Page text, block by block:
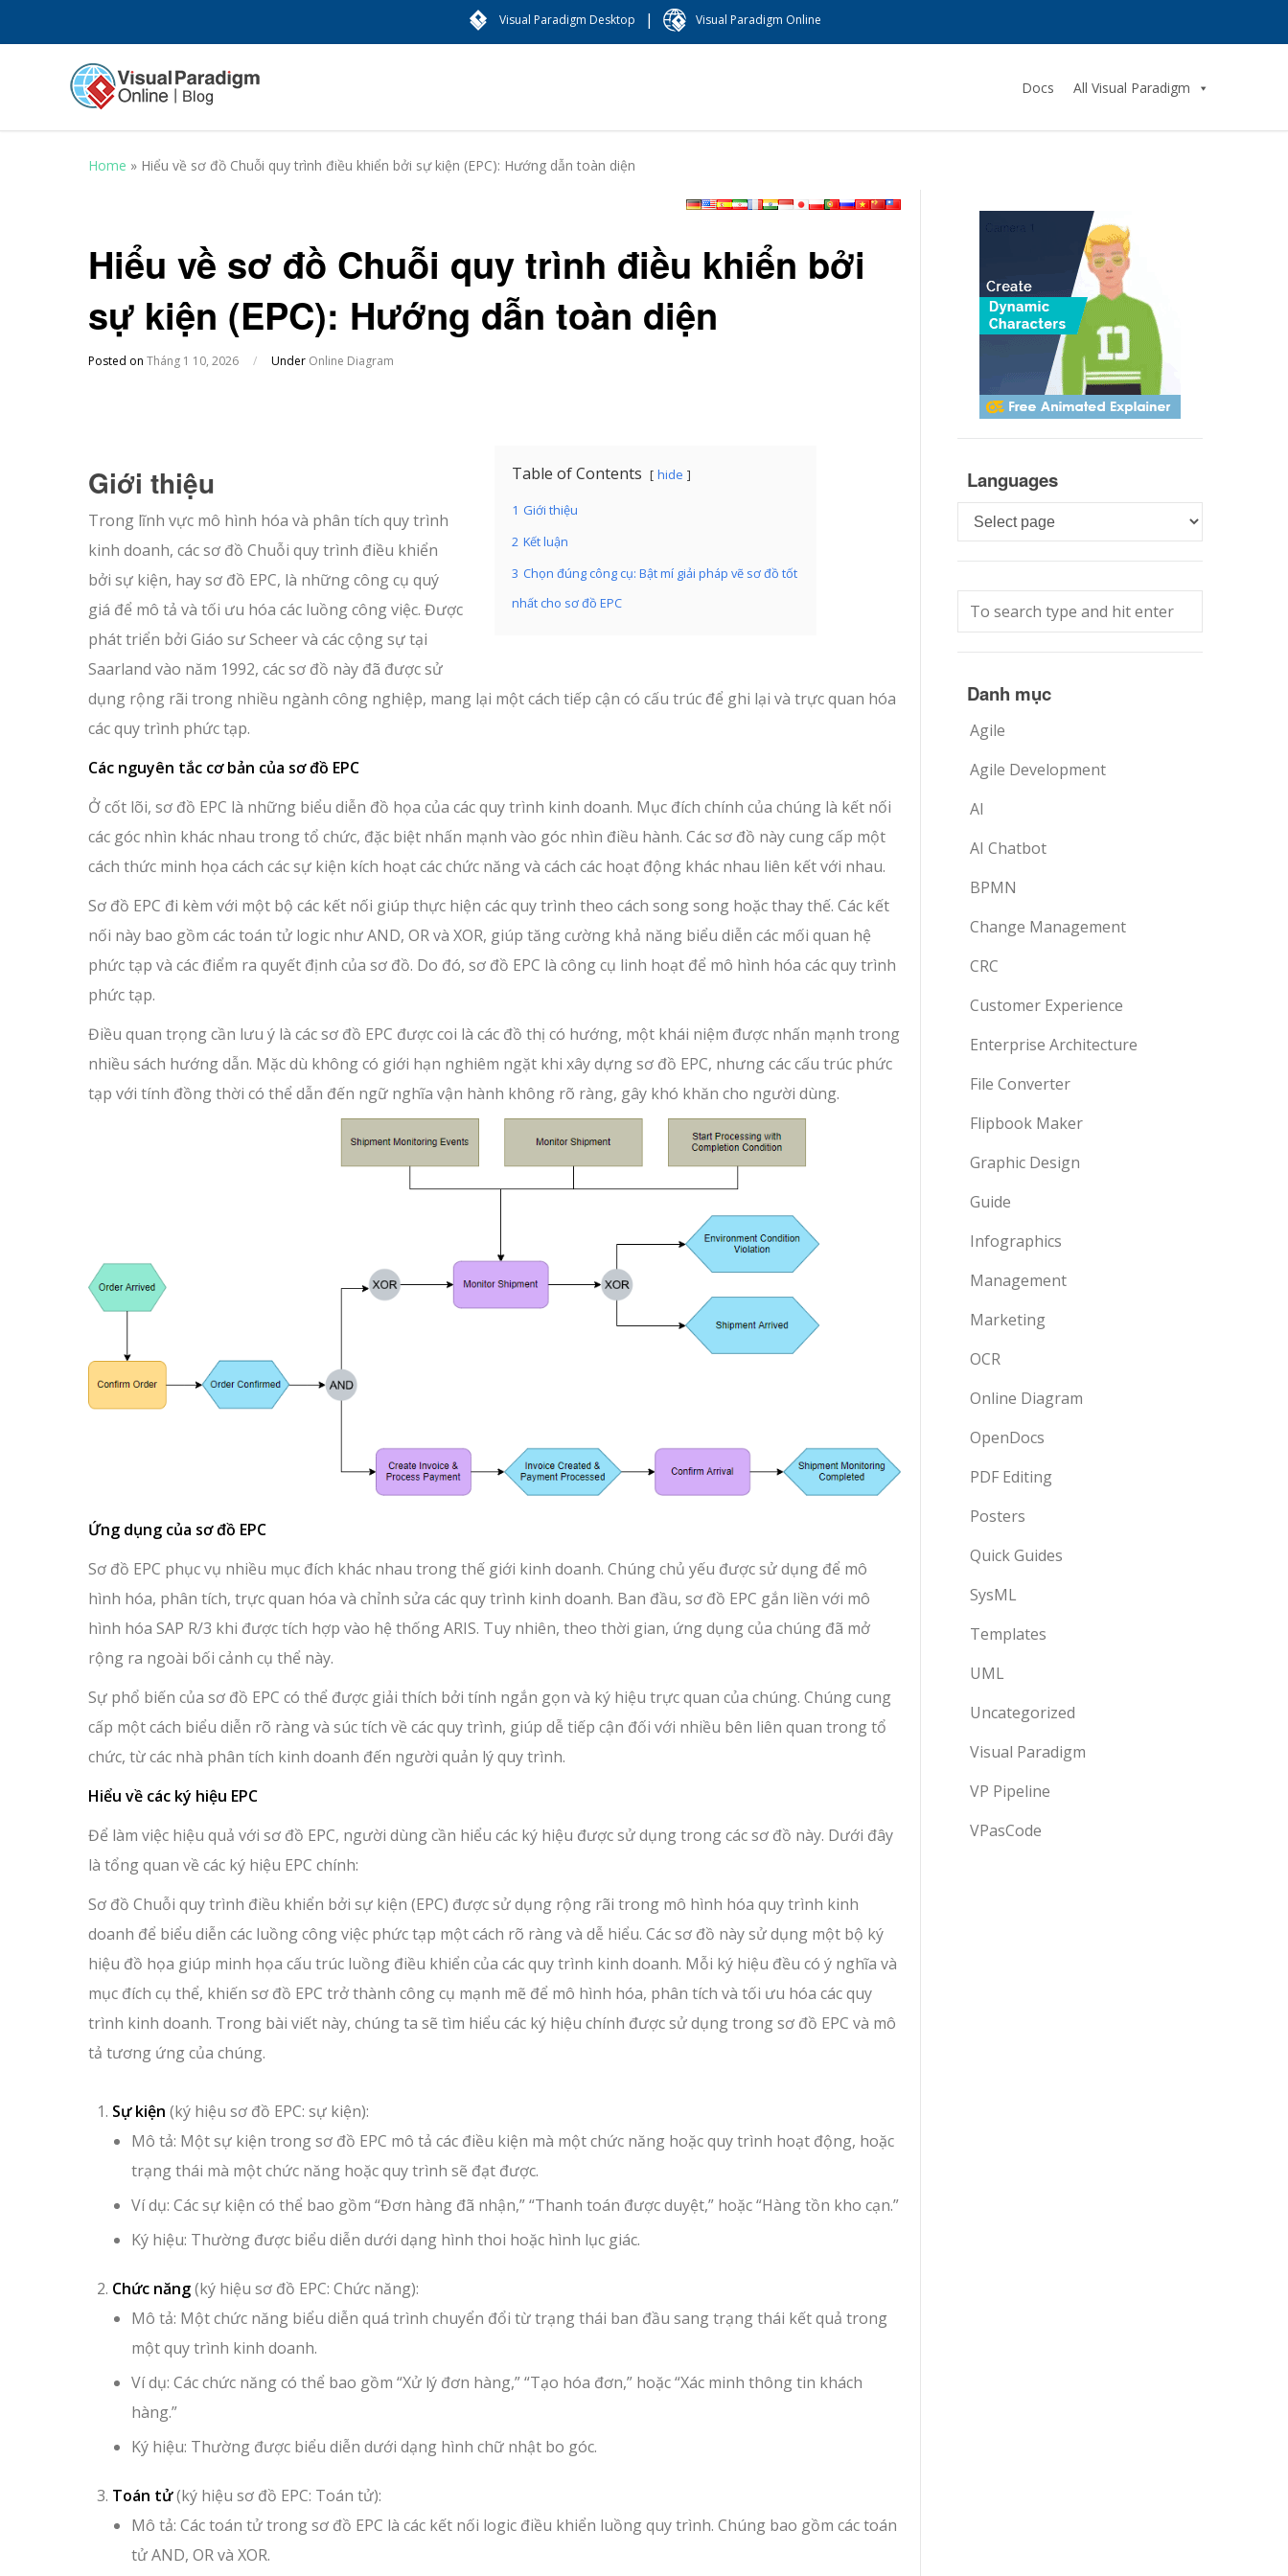
Visual Paradigm Desktop | Visual Paradigm Online
Docs All Visual Paradigm
Home » Hiểu về sơ đồ Chuỗi quy trình điều khiển bởi sự kiện (EPC): Hướng dẫn toàn diện
Hiểu về sơ đồ Chuỗi quy trình điều khiển bởi
sự kiện (EPC): Hướng dẫn toàn diện
Posted on Tháng 1 10, 2026 / Under Online Diagram
Table of Contents hide
1 Giới thiệu
2 Kết luận
3 Chọn đúng công cụ: Bật mí giải pháp vẽ sơ đồ tốt
nhất cho sơ đồ EPC
Giới thiệu
Trong lĩnh vực mô hình hóa và phân tích quy trình
kinh doanh, các sơ đồ Chuỗi quy trình điều khiển
bởi sự kiện, hay sơ đồ EPC, là những công cụ quý
giá để mô tả và tối ưu hóa các luồng công việc. Được
phát triển bởi Giáo sư Scheer và các cộng sự tại
Saarland vào năm 1992, các sơ đồ này đã được sử
dụng rộng rãi trong nhiều ngành công nghiệp, mang lại một cách tiếp cận có cấu trúc để ghi lại và trực quan hóa
các quy trình phức tạp.
Các nguyên tắc cơ bản của sơ đồ EPC
Ở cốt lõi, sơ đồ EPC là những biểu diễn đồ họa của các quy trình kinh doanh. Mục đích chính của chúng là kết nối
các góc nhìn khác nhau trong tổ chức, đặc biệt nhấn mạnh vào góc nhìn điều hành. Các sơ đồ này cung cấp một
cách thức minh họa cách các sự kiện kích hoạt các chức năng và cách các hoạt động khác nhau liên kết với nhau.
Sơ đồ EPC đi kèm với một bộ các kết nối giúp thực hiện các quy trình theo cách song song hoặc thay thế. Các kết
nối này bao gồm các toán tử logic như AND, OR và XOR, giúp tăng cường khả năng biểu diễn các mối quan hệ
phức tạp và các điểm ra quyết định của sơ đồ. Do đó, sơ đồ EPC là công cụ linh hoạt để mô hình hóa các quy trình
phức tạp.
Điều quan trọng cần lưu ý là các sơ đồ EPC được coi là các đồ thị có hướng, một khái niệm được nhấn mạnh trong
nhiều sách hướng dẫn. Mặc dù không có giới hạn nghiêm ngặt khi xây dựng sơ đồ EPC, nhưng các cấu trúc phức
tạp với tính đồng thời có thể dẫn đến ngữ nghĩa vận hành không rõ ràng, gây khó khăn cho người dùng.
Ứng dụng của sơ đồ EPC
Sơ đồ EPC phục vụ nhiều mục đích khác nhau trong thế giới kinh doanh. Chúng chủ yếu được sử dụng để mô
hình hóa, phân tích, trực quan hóa và chỉnh sửa các quy trình kinh doanh. Ban đầu, sơ đồ EPC gắn liền với mô
hình hóa SAP R/3 khi được tích hợp vào hệ thống ARIS. Tuy nhiên, theo thời gian, ứng dụng của chúng đã mở
rộng ra ngoài bối cảnh cụ thể này.
Sự phổ biến của sơ đồ EPC có thể được giải thích bởi tính ngắn gọn và ký hiệu trực quan của chúng. Chúng cung
cấp một cách biểu diễn rõ ràng và súc tích về các quy trình, giúp dễ tiếp cận đối với nhiều bên liên quan trong tổ
chức, từ các nhà phân tích kinh doanh đến người quản lý quy trình.
Hiểu về các ký hiệu EPC
Để làm việc hiệu quả với sơ đồ EPC, người dùng cần hiểu các ký hiệu được sử dụng trong các sơ đồ này. Dưới đây
là tổng quan về các ký hiệu EPC chính:
Sơ đồ Chuỗi quy trình điều khiển bởi sự kiện (EPC) được sử dụng rộng rãi trong mô hình hóa quy trình kinh
doanh để biểu diễn các luồng công việc phức tạp một cách rõ ràng và dễ hiểu. Các sơ đồ này sử dụng một bộ ký
hiệu đồ họa giúp minh họa cấu trúc luồng điều khiển của các quy trình kinh doanh. Mỗi ký hiệu đều có ý nghĩa và
mục đích cụ thể, khiến sơ đồ EPC trở thành công cụ mạnh mẽ để mô hình hóa, phân tích và tối ưu hóa các quy
trình kinh doanh. Trong bài viết này, chúng ta sẽ tìm hiểu các ký hiệu chính được sử dụng trong sơ đồ EPC và mô
tả tương ứng của chúng.
Sự kiện (ký hiệu sơ đồ EPC: sự kiện):
Mô tả: Một sự kiện trong sơ đồ EPC mô tả các điều kiện mà một chức năng hoặc quy trình hoạt động, hoặc
trạng thái mà một chức năng hoặc quy trình sẽ đạt được.
Ví dụ: Các sự kiện có thể bao gồm “Đơn hàng đã nhận,” “Thanh toán được duyệt,” hoặc “Hàng tồn kho cạn.”
Ký hiệu: Thường được biểu diễn dưới dạng hình thoi hoặc hình lục giác.
Chức năng(ký hiệu sơ đồ EPC: Chức năng):
Mô tả: Một chức năng biểu diễn quá trình chuyển đổi từ trạng thái ban đầu sang trạng thái kết quả trong
một quy trình kinh doanh.
Ví dụ: Các chức năng có thể bao gồm “Xử lý đơn hàng,” “Tạo hóa đơn,” hoặc “Xác minh thông tin khách
hàng.”
Ký hiệu: Thường được biểu diễn dưới dạng hình chữ nhật bo góc.
Toán tử(ký hiệu sơ đồ EPC: Toán tử):
Mô tả: Các toán tử trong sơ đồ EPC là các kết nối logic điều khiển luồng quy trình. Chúng bao gồm các toán
tử AND, OR và XOR.
Languages
Languages
Danh mục
Agile
Agile Development
AI
AI Chatbot
BPMN
Change Management
CRC
Customer Experience
Enterprise Architecture
File Converter
Flipbook Maker
Graphic Design
Guide
Infographics
Management
Marketing
OCR
Online Diagram
OpenDocs
PDF Editing
Posters
Quick Guides
SysML
Templates
UML
Uncategorized
Visual Paradigm
VP Pipeline
VPasCode